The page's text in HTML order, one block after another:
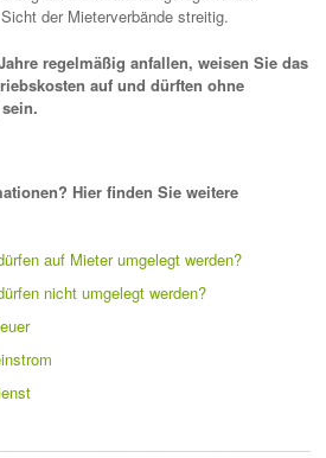
der Mieterverbände streitig.
regelmäßig anfallen, weisen Sie das
auf und dürften ohne
Hier finden Sie weitere
auf Mieter umgelegt werden?
nicht umgelegt werden?